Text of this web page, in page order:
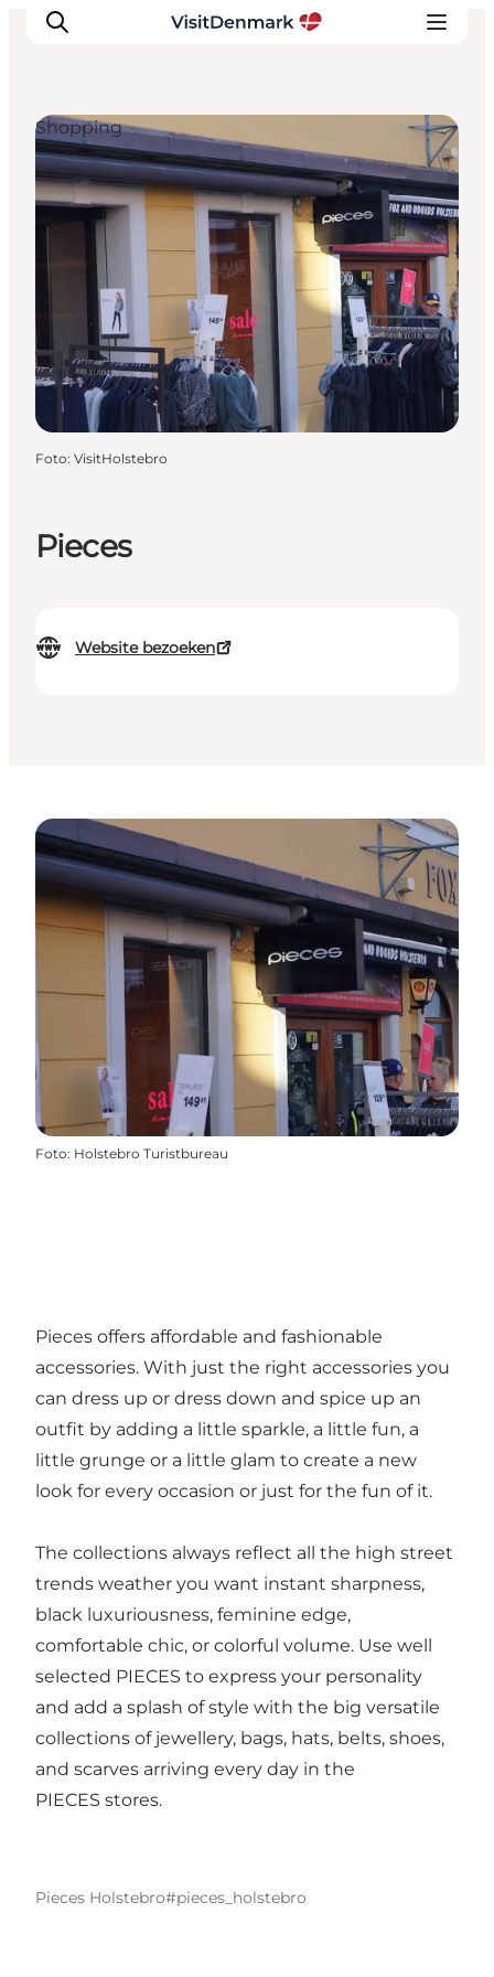
Inspiratie
Bestemmingen
Wat te doen
Accommodaties
Plan je reis
Pieces
Website bezoeken
Shopping
Foto: VisitHolstebro
Foto: Holstebro Turistbureau
Pieces offers affordable and fashionable
accessories. With just the right accessories you
can dress up or dress down and spice up an
outfit by adding a little sparkle, a little fun, a
little grunge or a little glam to create a new
look for every occasion or just for the fun of it.
The collections always reflect all the high street
trends weather you want instant sharpness,
black luxuriousness, feminine edge,
comfortable chic, or colorful volume. Use well
selected PIECES to express your personality
and add a splash of style with the big versatile
collections of jewellery, bags, hats, belts, shoes,
and scarves arriving every day in the
PIECES stores.
Pieces Holstebro#pieces_holstebro